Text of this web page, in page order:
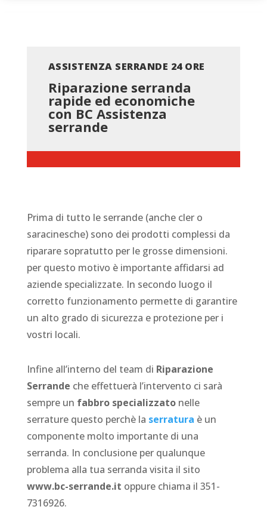
ASSISTENZA SERRANDE 24 ORE
Riparazione serranda
rapide ed economiche
con BC Assistenza
serrande
Prima di tutto le serrande (anche cler o
saracinesche) sono dei prodotti complessi da
riparare sopratutto per le grosse dimensioni.
per questo motivo è importante affidarsi ad
aziende specializzate. In secondo luogo il
corretto funzionamento permette di garantire
un alto grado di sicurezza e protezione per i
vostri locali.
Infine all’interno del team di Riparazione
Serrande che effettuerà l’intervento ci sarà
sempre un fabbro specializzatonelle
serrature questo perchè la serratura è un
componente molto importante di una
serranda. In conclusione per qualunque
problema alla tua serranda visita il sito
www.bc-serrande.it oppure chiama il 351-
7316926.